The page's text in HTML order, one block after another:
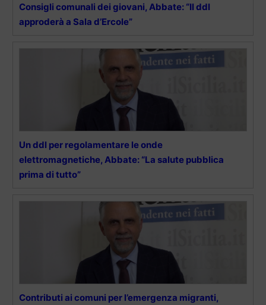
Consigli comunali dei giovani, Abbate: “Il ddl
approderà a Sala d’Ercole”
Un ddl per regolamentare le onde
elettromagnetiche, Abbate: “La salute pubblica
prima di tutto”
Contributi ai comuni per l’emergenza migranti,